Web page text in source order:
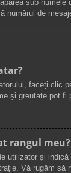
sub
numărul de
faceți clic
și greutate pot
rangul meu?
utilizator și
Vă rugăm să